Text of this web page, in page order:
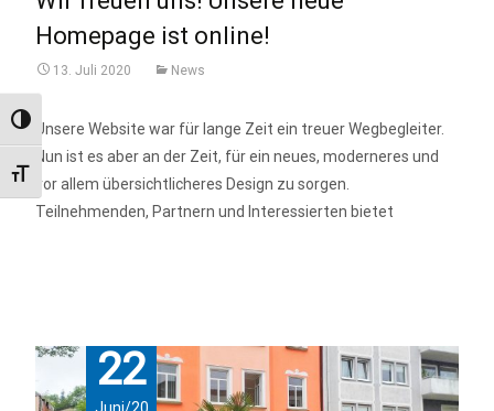
Umschalten auf hohe Kontraste
Schrift vergrößern
Homepage ist online!
13. Juli 2020 News
Unsere Website war für lange Zeit ein treuer Wegbegleiter.
Nun ist es aber an der Zeit, für ein neues, moderneres und
vor allem übersichtlicheres Design zu sorgen.
Teilnehmenden, Partnern und Interessierten bietet
22